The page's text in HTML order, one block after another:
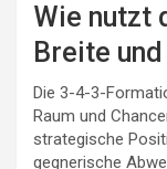
Wie nutzt
Breite
Die 3-4-3-
Raum und
strategische
gegnerische